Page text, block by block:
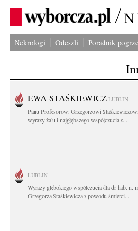
Nekrologi Odeszli Poradnik
EWA STAŚKIEWICZ LUBLIN
Panu Profesorowi Grzegorzowi Staśkiewiczowi
wyrazy żalu i najgłębszego współczucia z...
LUBLIN
Wyrazy głębokiego współczucia dla dr hab. n.
Grzegorza Staśkiewicza z powodu śmierci...